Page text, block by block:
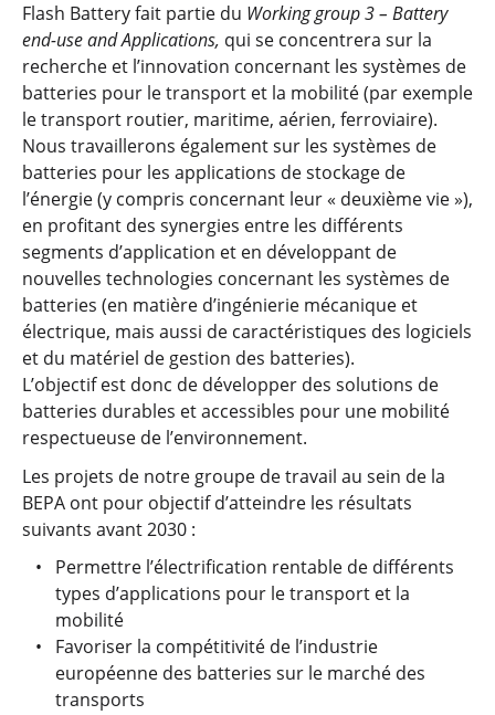
Flash Battery fait partie du Working group 3 – Battery
end-use and Applications, qui se concentrera sur la
recherche et l’innovation concernant les systèmes de
batteries pour le transport et la mobilité (par exemple
le transport routier, maritime, aérien, ferroviaire).
Nous travaillerons également sur les systèmes de
batteries pour les applications de stockage de
l’énergie (y compris concernant leur « deuxième vie »),
en profitant des synergies entre les différents
segments d’application et en développant de
nouvelles technologies concernant les systèmes de
batteries (en matière d’ingénierie mécanique et
électrique, mais aussi de caractéristiques des logiciels
et du matériel de gestion des batteries).
L’objectif est donc de développer des solutions de
batteries durables et accessibles pour une mobilité
respectueuse de l’environnement.
Les projets de notre groupe de travail au sein de la
BEPA ont pour objectif d’atteindre les résultats
suivants avant 2030 :
Permettre l’électrification rentable de différents
types d’applications pour le transport et la
mobilité
Favoriser la compétitivité de l’industrie
européenne des batteries sur le marché des
transports